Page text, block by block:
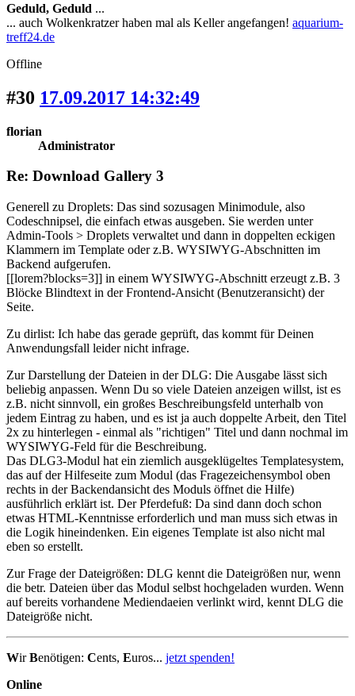
Geduld, Geduld ...
... auch Wolkenkratzer haben mal als Keller angefangen! aquarium-
treff24.de
Offline
#30 17.09.2017 14:32:49
florian
Administrator
Re: Download Gallery 3
Generell zu Droplets: Das sind sozusagen Minimodule, also
Codeschnipsel, die einfach etwas ausgeben. Sie werden unter
Admin-Tools > Droplets verwaltet und dann in doppelten eckigen
Klammern im Template oder z.B. WYSIWYG-Abschnitten im
Backend aufgerufen.
[[lorem?blocks=3]] in einem WYSIWYG-Abschnitt erzeugt z.B. 3
Blöcke Blindtext in der Frontend-Ansicht (Benutzeransicht) der
Seite.
Zu dirlist: Ich habe das gerade geprüft, das kommt für Deinen
Anwendungsfall leider nicht infrage.
Zur Darstellung der Dateien in der DLG: Die Ausgabe lässt sich
beliebig anpassen. Wenn Du so viele Dateien anzeigen willst, ist es
z.B. nicht sinnvoll, ein großes Beschreibungsfeld unterhalb von
jedem Eintrag zu haben, und es ist ja auch doppelte Arbeit, den Titel
2x zu hinterlegen - einmal als "richtigen" Titel und dann nochmal im
WYSIWYG-Feld für die Beschreibung.
Das DLG3-Modul hat ein ziemlich ausgeklügeltes Templatesystem,
das auf der Hilfeseite zum Modul (das Fragezeichensymbol oben
rechts in der Backendansicht des Moduls öffnet die Hilfe)
ausführlich erklärt ist. Der Pferdefuß: Da sind dann doch schon
etwas HTML-Kenntnisse erforderlich und man muss sich etwas in
die Logik hineindenken. Ein eigenes Template ist also nicht mal
eben so erstellt.
Zur Frage der Dateigrößen: DLG kennt die Dateigrößen nur, wenn
die betr. Dateien über das Modul selbst hochgeladen wurden. Wenn
auf bereits vorhandene Mediendaeien verlinkt wird, kennt DLG die
Dateigröße nicht.
WirBenötigen: Cents, Euros... jetzt spenden!
Online